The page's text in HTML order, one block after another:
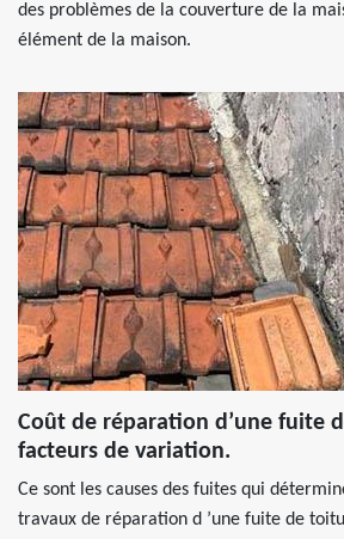
des problèmes de la couverture de la
élément de la maison.
Coût de réparation d’une fuite
facteurs de variation.
Ce sont les causes des fuites qui
travaux de réparation d ’une fuite de